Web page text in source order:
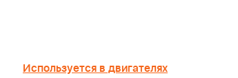
Используется в двигателях